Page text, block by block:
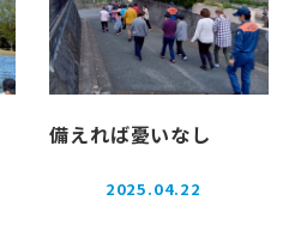
備えれば憂いなし
投稿日
2025.04.22